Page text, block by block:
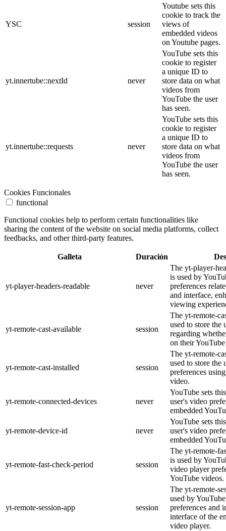
YSC session
Youtube sets this
cookie to track the
views of
embedded videos
on Youtube pages.
yt.innertube::nextId never
YouTube sets this
cookie to register
a unique ID to
store data on what
videos from
YouTube the user
has seen.
yt.innertube::requests never
YouTube sets this
cookie to register
a unique ID to
store data on what
videos from
YouTube the user
has seen.
Cookies Funcionales
functional
Functional cookies help to perform certain functionalities like
sharing the content of the website on social media platforms, collect
feedbacks, and other third-party features.
Galleta Duración
yt-player-headers-readable never
The yt-player-
is used by
preferences
and interface,
viewing
yt-remote-cast-available session
The yt-remote-
used to store the
regarding
on their
yt-remote-cast-installed session
The yt-remote-
used to store the
preferences
video.
yt-remote-connected-devices never
YouTube sets
user's video
embedded
yt-remote-device-id never
YouTube sets
user's video
embedded
yt-remote-fast-check-period session
The yt-remote-
is used by
video player
YouTube videos.
yt-remote-session-app session
The yt-remote-
used by
preferences and
interface of the
video player.